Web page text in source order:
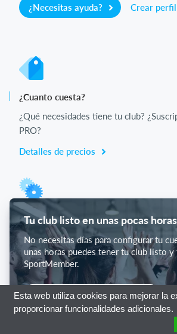
¿Necesitas ayuda? Crear perfil
¿Cuanto cuesta?
¿Qué necesidades tiene tu club?
PRO?
Detalles de precios
Lista de funciones
No hay 2 clubes iguales. Nuestras
necesidades.
Lista de funciones
Tu club listo en unas pocas horas
No necesitas días para configurar tu
unas horas puedes tener tu club listo
SportMember.
Empieza con SportMember
Esta web utiliza cookies para mejorar la
proporcionar funcionalidades adicionales.